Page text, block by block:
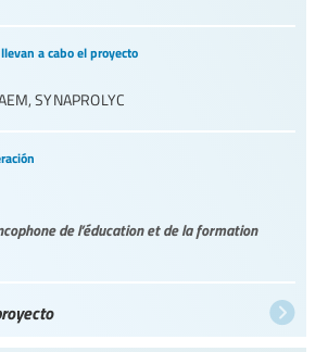
a cabo el proyecto
,SYNAPROLYC
de l’éducation et de la formation